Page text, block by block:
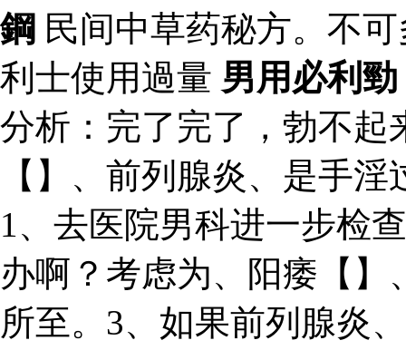
鋼 民间中草药秘方。不
利士使用過量 男用必利勁
分析：完了完了，勃不起
【】、前列腺炎、是手
1、去医院男科进一步检
办啊？考虑为、阳痿【
所至。3、如果前列腺炎